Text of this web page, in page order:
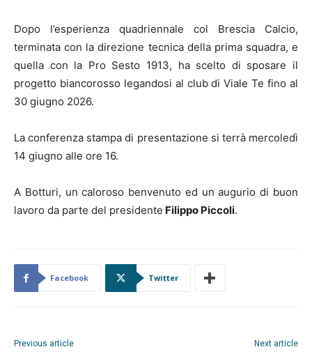
Dopo l’esperienza quadriennale col Brescia Calcio,
terminata con la direzione tecnica della prima squadra, e
quella con la Pro Sesto 1913, ha scelto di sposare il
progetto biancorosso legandosi al club di Viale Te fino al
30 giugno 2026.
La conferenza stampa di presentazione si terrà mercoledì
14 giugno alle ore 16.
A Botturi, un caloroso benvenuto ed un augurio di buon
lavoro da parte del presidente Filippo Piccoli.
Facebook Twitter
Previous article Next article